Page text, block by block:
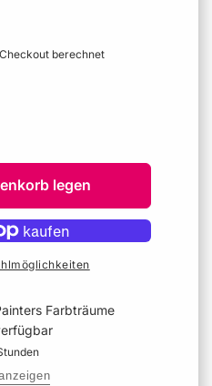
berechnet
legen
Farbträume